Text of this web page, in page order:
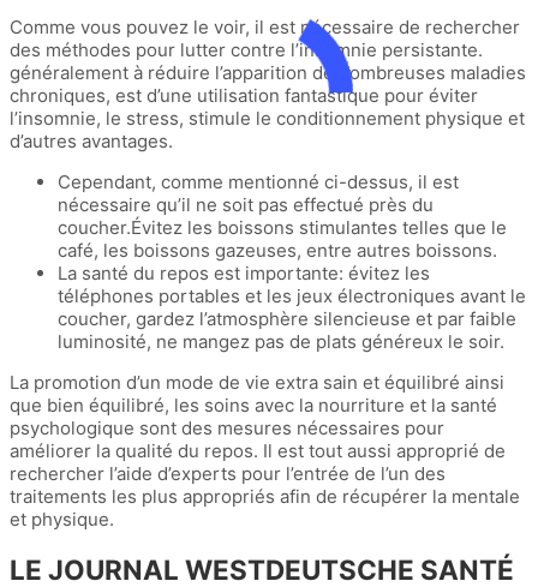
Comme vous pouvez le voir, il est nécessaire de rechercher
des méthodes pour lutter contre l’insomnie persistante.
généralement à réduire l’apparition de nombreuses maladies
chroniques, est d’une utilisation fantastique pour éviter
l’insomnie, le stress, stimule le conditionnement physique et
d’autres avantages.
Cependant, comme mentionné ci-dessus, il est
nécessaire qu’il ne soit pas effectué près du
coucher.Évitez les boissons stimulantes telles que le
café, les boissons gazeuses, entre autres boissons.
La santé du repos est importante: évitez les
téléphones portables et les jeux électroniques avant le
coucher, gardez l’atmosphère silencieuse et par faible
luminosité, ne mangez pas de plats généreux le soir.
La promotion d’un mode de vie extra sain et équilibré ainsi
que bien équilibré, les soins avec la nourriture et la santé
psychologique sont des mesures nécessaires pour
améliorer la qualité du repos. Il est tout aussi approprié de
rechercher l’aide d’experts pour l’entrée de l’un des
traitements les plus appropriés afin de récupérer la mentale
et physique.
LE JOURNAL WESTDEUTSCHE SANTÉ